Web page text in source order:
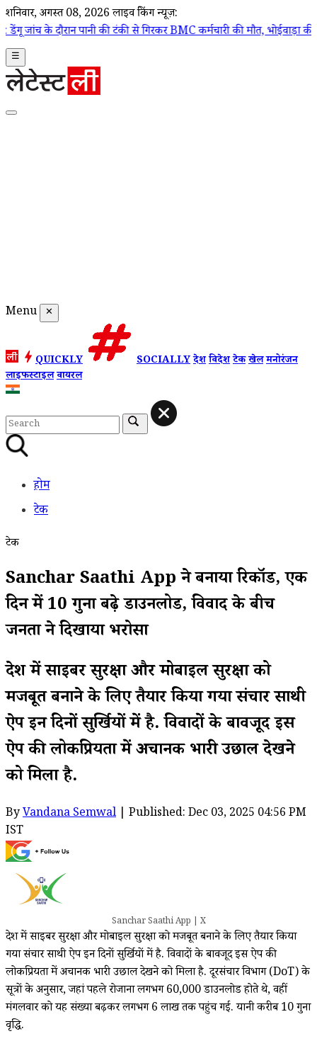
शनिवार, अगस्त 08, 2026 लाइव ब्रेकिंग न्यूज़:
पानी की टंकी से गिरकर BMC कर्मचारी की मौत, भोईवाड़ा की BDD चॉल में
☰
Menu ✕
QUICKLY SOCIALLYदेशविदेशटेकखेलमनोरंजन
लाइफस्टाइलवायरल
होम
टेक
टेक
Sanchar Saathi App ने बनाया रिकॉर्ड, एक
दिन में 10 गुना बढ़े डाउनलोड, विवाद के बीच
जनता ने दिखाया भरोसा
देश में साइबर सुरक्षा और मोबाइल सुरक्षा को
मजबूत बनाने के लिए तैयार किया गया संचार साथी
ऐप इन दिनों सुर्खियों में है. विवादों के बावजूद इस
ऐप की लोकप्रियता में अचानक भारी उछाल देखने
को मिला है.
ByVandana Semwal | Published: Dec 03, 2025 04:56 PM
IST
Sanchar Saathi App | X
देश में साइबर सुरक्षा और मोबाइल सुरक्षा को मजबूत बनाने के लिए तैयार किया
गया संचार साथी ऐप इन दिनों सुर्खियों में है. विवादों के बावजूद इस ऐप की
लोकप्रियता में अचानक भारी उछाल देखने को मिला है. दूरसंचार विभाग (DoT) के
सूत्रों के अनुसार, जहां पहले रोजाना लगभग 60,000 डाउनलोड होते थे, वहीं
मंगलवार को यह संख्या बढ़कर लगभग 6 लाख तक पहुंच गई. यानी करीब 10 गुना
वृद्धि.